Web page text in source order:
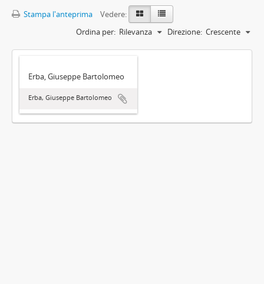
Stampa l'anteprima
Vedere:
Ordina per: Rilevanza Direzione: Crescente
Erba, Giuseppe Bartolomeo
Erba, Giuseppe Bartolomeo